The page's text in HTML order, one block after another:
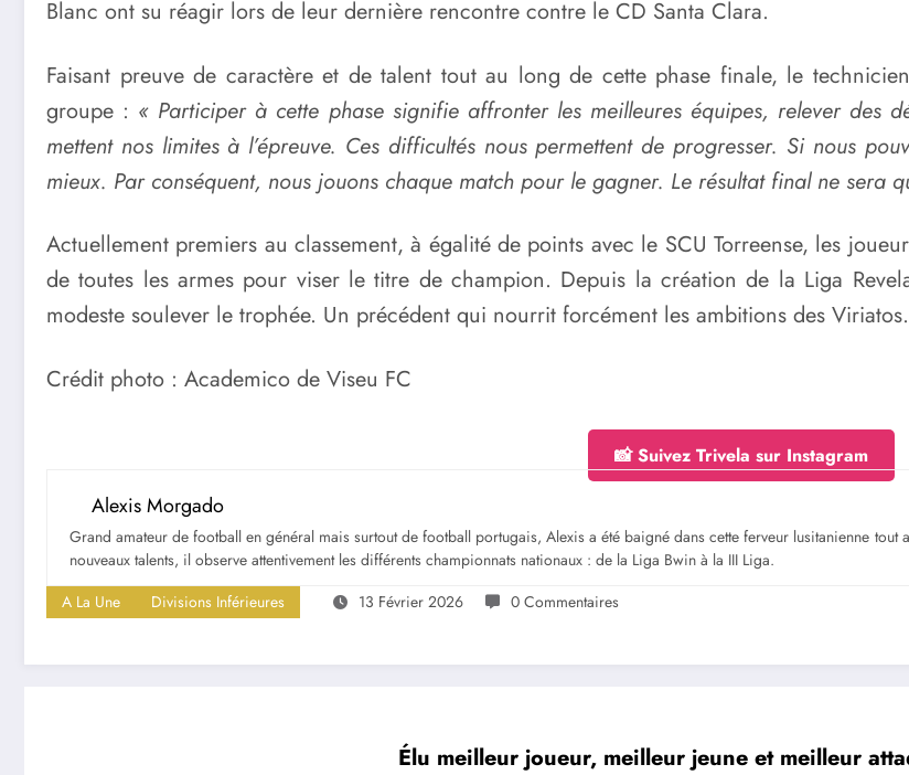
Blanc ont su réagir lors de leur dernière rencontre contre le CD Santa Clara.
Faisant preuve de caractère et de talent tout au long de cette phase finale, le
groupe : « Participer à cette phase signifie affronter les meilleures équipes, relever des
mettent nos limites à l’épreuve. Ces difficultés nous permettent de progresser. Si nous
mieux. Par conséquent, nous jouons chaque match pour le gagner. Le résultat final ne sera
Actuellement premiers au classement, à égalité de points avec le SCU Torreense, les
de toutes les armes pour viser le titre de champion. Depuis la création de la Liga
modeste soulever le trophée. Un précédent qui nourrit forcément les ambitions des Viriatos.
Crédit photo : Academico de Viseu FC
📸 Suivez Trivela sur Instagram
Alexis Morgado
Grand amateur de football en général mais surtout de football portugais, Alexis a été baigné dans cette ferveur lusitanienne
nouveaux talents, il observe attentivement les différents championnats nationaux : de la Liga Bwin à la III Liga.
A La Une
Divisions Inférieures 13 Février 2026 0 Commentaires
Élu meilleur joueur, meilleur jeune et meilleur